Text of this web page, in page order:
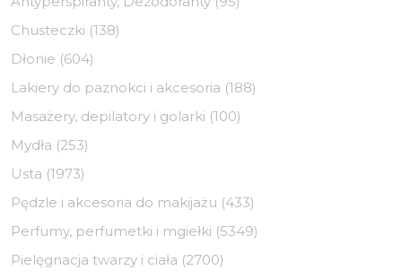
Chusteczki (138)
Dłonie (604)
Lakiery do paznokci i akcesoria (188)
Masażery, depilatory i golarki (100)
Mydła (253)
Usta (1973)
Pędzle i akcesoria do makijażu (433)
Perfumy, perfumetki i mgiełki (5349)
Pielęgnacja twarzy i ciała (2700)